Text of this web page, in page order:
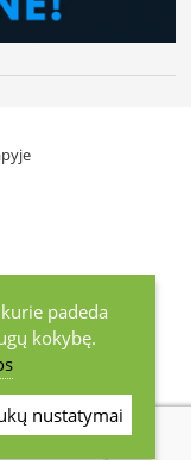
padeda
kokybę.
nustatymai